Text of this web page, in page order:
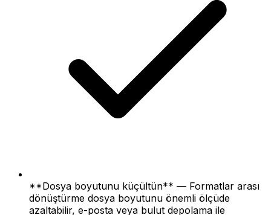
**Dosya boyutunu küçültün** — Formatlar arası
dönüştürme dosya boyutunu önemli ölçüde
azaltabilir, e-posta veya bulut depolama ile